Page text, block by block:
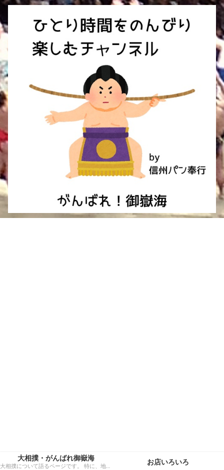
大相撲・がんばれ御嶽海
大相撲について語るページです。 特に、地元力士・御嶽海関を、粘り強く応援いたします！ お店いろいろ